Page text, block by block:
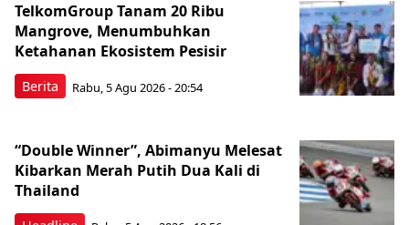
Berita
TelkomGroup Tanam 20 Ribu
Mangrove, Menumbuhkan
Ketahanan Ekosistem Pesisir
Rabu, 5 Agu 2026 - 20:54
“Double Winner”, Abimanyu Melesat
Kibarkan Merah Putih Dua Kali di
Thailand